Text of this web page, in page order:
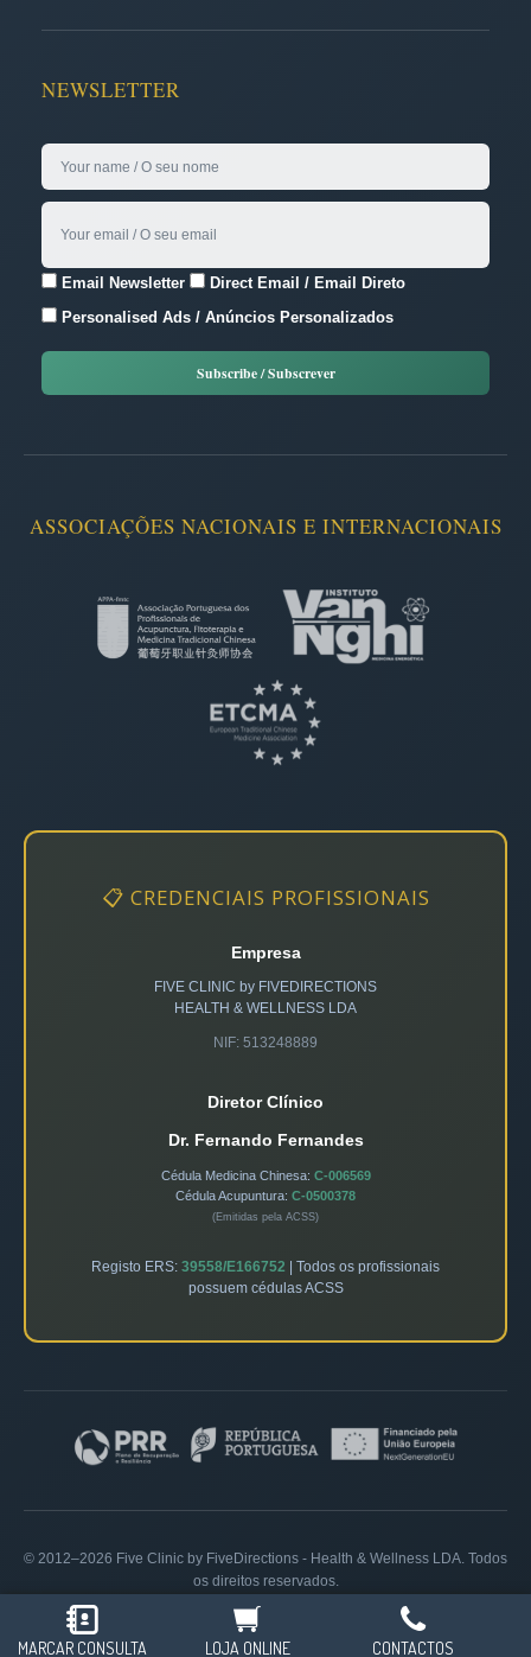
NEWSLETTER
Email Newsletter
Direct Email / Email Direto
Personalised Ads / Anúncios Personalizados
ASSOCIAÇÕES NACIONAIS E INTERNACIONAIS
📋 CREDENCIAIS PROFISSIONAIS
Empresa
FIVE CLINIC by FIVEDIRECTIONS
HEALTH & WELLNESS LDA
NIF: 513248889
Diretor Clínico
Dr. Fernando Fernandes
Cédula Medicina Chinesa: C-006569
Cédula Acupuntura: C-0500378
(Emitidas pela ACSS)
Registo ERS: 39558/E166752 | Todos os profissionais
possuem cédulas ACSS
© 2012–2026 Five Clinic by FiveDirections - Health & Wellness LDA. Todos
os direitos reservados.
Política de Privacidade Livro de Reclamações
MARCAR CONSULTA LOJA ONLINE CONTACTOS